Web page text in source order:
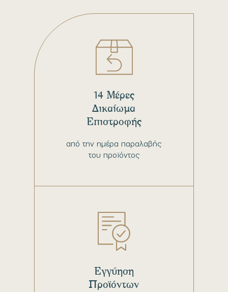
από την ημέρα παραλαβής
του προϊόντος
14 Μέρες
Δικαίωμα
Επιστροφής
Εγγύηση
Προϊόντων